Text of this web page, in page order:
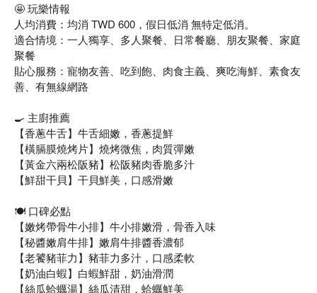
🤩 玩樂情報
人均消費：均消 TWD 600，假日低消 無特定低消。
適合情境：一人獨享、多人聚餐、日常餐廳、朋友聚餐、家庭
聚餐
貼心服務：寵物友善、吃到飽、肉食主義、爽吃海鮮、素食友
善、有無線網路
🍳 主廚推薦
【香蔥牛舌】牛舌細嫩，香蔥提鮮
【橫膈膜燒烤片】燒烤微焦，肉質彈嫩
【黃金六兩松阪豬】松阪豬肉香脆多汁
【鮮甜干貝】干貝鮮美，口感滑嫩
🍽️ 口碑必點
【嫩烤帶骨牛小排】牛小排嫩滑，骨香入味
【秘醬嫩肩牛排】嫩肩牛排醬香濃郁
【老饕豬菲力】豬菲力多汁，口感柔軟
【奶油白蝦】白蝦鮮甜，奶油滑潤
【絲瓜蛤蠣湯】絲瓜清甜，蛤蠣鮮美